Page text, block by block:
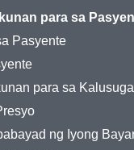
para sa
Pasyente
para sa
ng Iyong